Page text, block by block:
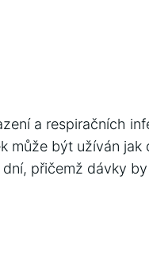
a respiračních
může být užíván jak
přičemž dávky